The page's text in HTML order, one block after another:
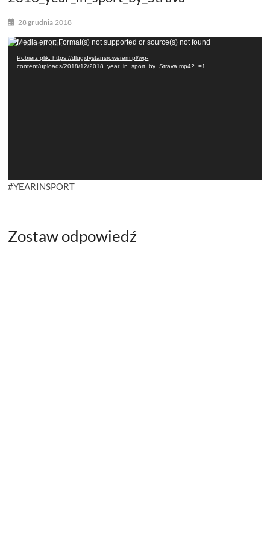
28 grudnia 2018
Odtwarzacz
video
Media error: Format(s) not supported or source(s) not found
Pobierz plik: https://dlugidystansrowerem.pl/wp-
content/uploads/2018/12/2018_year_in_sport_by_Strava.mp4?_=1
#YEARINSPORT
Zostaw odpowiedź